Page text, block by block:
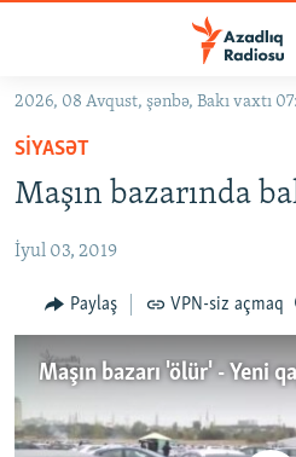
Əsas
qayıt
Əsas
naviqasiyaya
qayıt
GÜNDƏM
KORRUPSIOMETR
#ƏSLINDƏ
FƏRQƏ BAX
ARAŞDIRMA
MULTIMEDIA
2026, 08 Avqust, şənbə, Bakı vaxtı
SIYASƏT
Maşın bazarında
İyul 03, 2019
Paylaş VPN-siz açmaq
Maşın bazarı 'ölür' - Yeni